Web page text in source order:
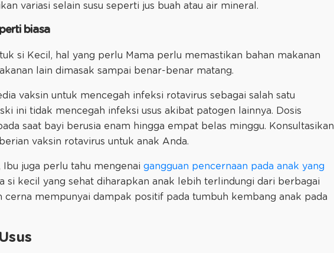
variasi selain susu seperti jus buah atau air mineral.
biasa
si Kecil, hal yang perlu Mama perlu memastikan bahan makanan
lain dimasak sampai benar-benar matang.
vaksin untuk mencegah infeksi rotavirus sebagai salah satu
ini tidak mencegah infeksi usus akibat patogen lainnya. Dosis
saat bayi berusia enam hingga empat belas minggu. Konsultasikan
vaksin rotavirus untuk anak Anda.
Ibu juga perlu tahu mengenai gangguan pencernaan pada anak yang
si kecil yang sehat diharapkan anak lebih terlindungi dari berbagai
cerna mempunyai dampak positif pada tumbuh kembang anak pada